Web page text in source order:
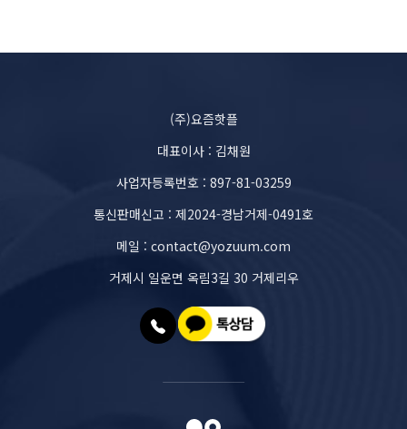
(주)요즘핫플
대표이사 : 김채원
사업자등록번호 : 897-81-03259
통신판매신고 : 제2024-경남거제-0491호
메일 : contact@yozuum.com
거제시 일운면 옥림3길 30 거제리우